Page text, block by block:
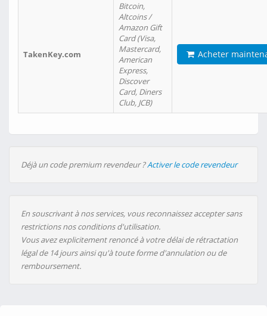
TakenKey.com
Bitcoin,
Altcoins /
Amazon Gift
Card (Visa,
Mastercard,
American
Express,
Discover
Card, Diners
Club, JCB)
Acheter
Déjà un code premium revendeur ?Activer le code revendeur
En souscrivant à nos services, vous reconnaissez accepter sans
restrictions nos conditions d'utilisation.
Vous avez explicitement renoncé à votre délai de rétractation
légal de 14 jours ainsi qu'à toute forme d'annulation ou de
remboursement.